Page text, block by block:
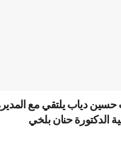
دياب يلتقي مع المديرة
الدكتورة حنان بلخي